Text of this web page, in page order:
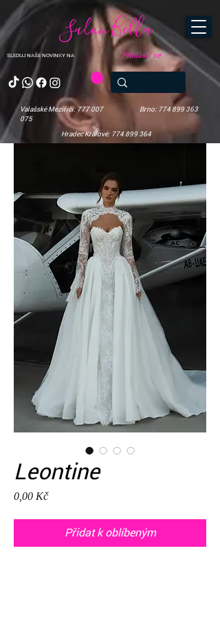
SLEDUJ NAŠE NOVINKY NA
Salon Bella
Valašské Meziříčí: 777 007
075
Brno: 774 899 363
Hradec Králové: 774 899 364
Přihlásit se
Leontine
0,00 KčCena
Přidat k oblíbeným